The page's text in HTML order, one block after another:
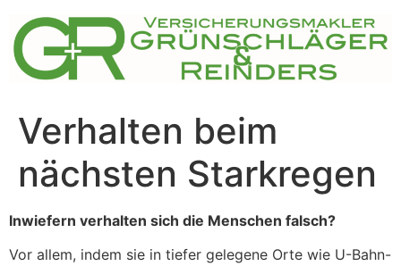
Inhalt
springen
Verhalten beim
nächsten Starkregen
Inwiefern verhalten sich die Menschen falsch?
Vor allem, indem sie in tiefer gelegene Orte wie U-Bahn-